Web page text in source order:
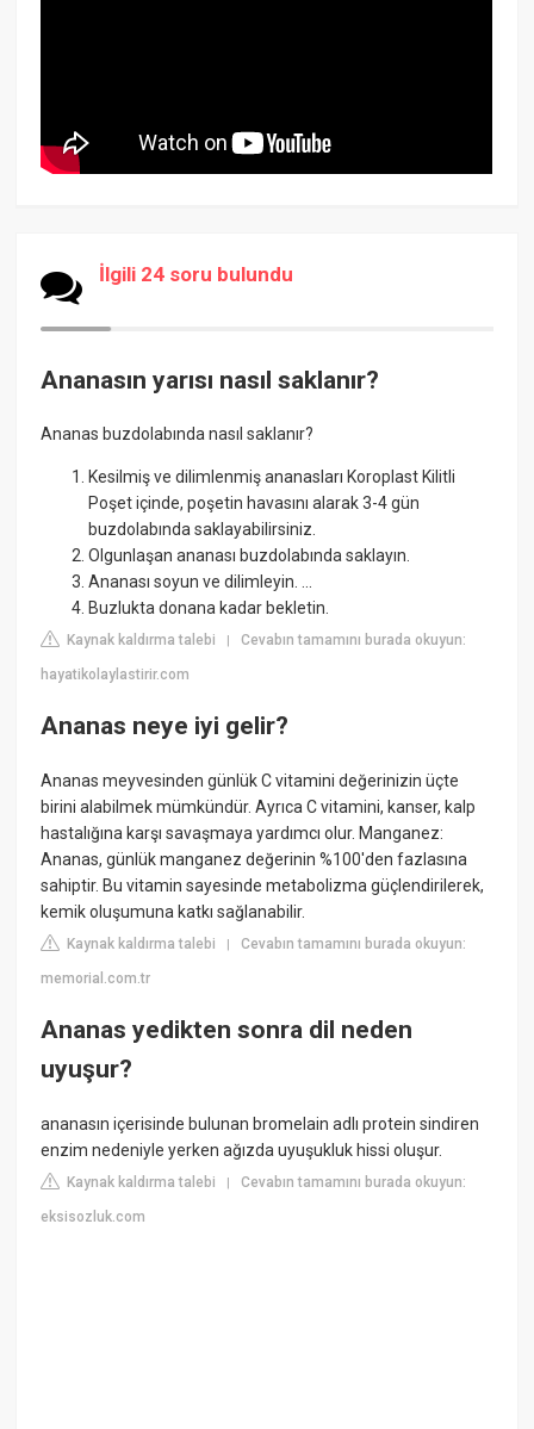
İlgili 24 soru bulundu
Ananasın yarısı nasıl saklanır?
Ananas buzdolabında nasıl saklanır?
Kesilmiş ve dilimlenmiş ananasları Koroplast Kilitli
Poşet içinde, poşetin havasını alarak 3-4 gün
buzdolabında saklayabilirsiniz.
Olgunlaşan ananası buzdolabında saklayın.
Ananası soyun ve dilimleyin. ...
Buzlukta donana kadar bekletin.
Kaynak kaldırma talebi |Cevabın tamamını burada okuyun:
hayatikolaylastirir.com
Ananas neye iyi gelir?
Ananas meyvesinden günlük C vitamini değerinizin üçte
birini alabilmek mümkündür. Ayrıca C vitamini, kanser, kalp
hastalığına karşı savaşmaya yardımcı olur. Manganez:
Ananas, günlük manganez değerinin %100'den fazlasına
sahiptir. Bu vitamin sayesinde metabolizma güçlendirilerek,
kemik oluşumuna katkı sağlanabilir.
Kaynak kaldırma talebi |Cevabın tamamını burada okuyun:
memorial.com.tr
Ananas yedikten sonra dil neden
uyuşur?
ananasın içerisinde bulunan bromelain adlı protein sindiren
enzim nedeniyle yerken ağızda uyuşukluk hissi oluşur.
Kaynak kaldırma talebi |Cevabın tamamını burada okuyun:
eksisozluk.com